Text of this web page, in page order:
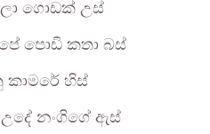
ගොඩක් උස්
පොඩි කතා බස්
කාමරේ හිස්
නංගිගේ ඇස්